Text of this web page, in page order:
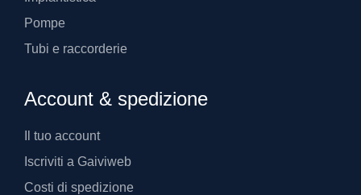
Pompe
Tubi e raccorderie
Account & spedizione
Il tuo account
Iscriviti a Gaiviweb
Costi di spedizione